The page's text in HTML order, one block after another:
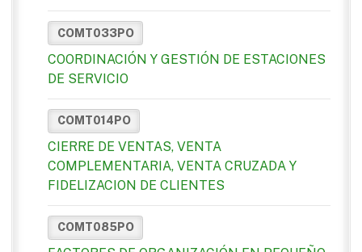
COMT033PO
COORDINACIÓN Y GESTIÓN DE ESTACIONES
DE SERVICIO
COMT014PO
CIERRE DE VENTAS, VENTA
COMPLEMENTARIA, VENTA CRUZADA Y
FIDELIZACION DE CLIENTES
COMT085PO